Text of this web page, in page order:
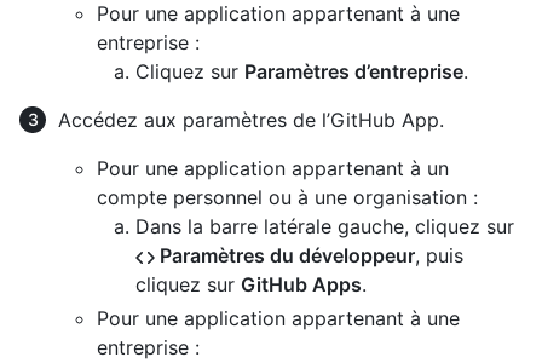
Pour une application appartenant à une
entreprise :
Cliquez sur Paramètres d’entreprise.
Accédez aux paramètres de l’GitHub App.
Pour une application appartenant à un
compte personnel ou à une organisation :
Dans la barre latérale gauche, cliquez sur
Paramètres du développeur, puis
cliquez sur GitHub Apps.
Pour une application appartenant à une
entreprise :